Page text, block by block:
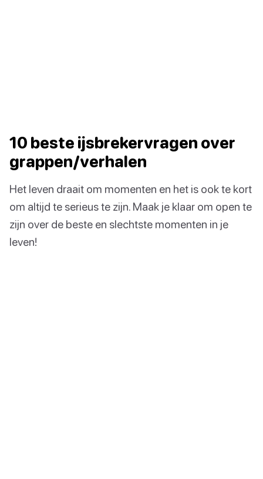
10 beste ijsbrekervragen over
grappen/verhalen
Het leven draait om momenten en het is ook te kort
om altijd te serieus te zijn. Maak je klaar om open te
zijn over de beste en slechtste momenten in je
leven!